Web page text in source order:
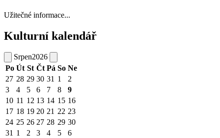
Užitečné informace...
Kulturní kalendář
Srpen2026
Po Út St Čt Pá So Ne
27 28 29 30 31 1
2
3
4 5 6 7 8
9
10 11 12 13 14 15 16
17 18 19 20 21 22 23
24 25 26 27 28 29 30
31 1 2 3 4 5 6